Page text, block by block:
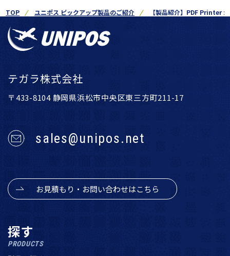
TOP ユニポス ピックアップ製品のご紹介 【製品紹介】PDF Printer
テガラ株式会社
〒433-8104 静岡県浜松市中央区東三方町211-17
sales@unipos.net
お見積もり・お問い合わせはこちら
探す
PRODUCTS